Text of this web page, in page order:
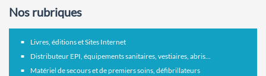
Nos rubriques
Livres, éditions et Sites Internet
Distributeur EPI, équipements sanitaires, vestiaires, abris...
Matériel de secours et de premiers soins, défibrillateurs